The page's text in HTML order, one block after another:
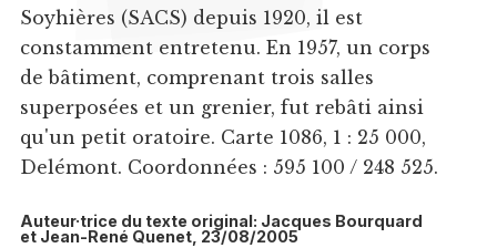
Soyhières (SACS) depuis 1920, il est
constamment entretenu. En 1957, un corps
de bâtiment, comprenant trois salles
superposées et un grenier, fut rebâti ainsi
qu'un petit oratoire. Carte 1086, 1 : 25 000,
Delémont. Coordonnées : 595 100 / 248 525.
Auteur·trice du texte original: Jacques Bourquard
et Jean-René Quenet, 23/08/2005